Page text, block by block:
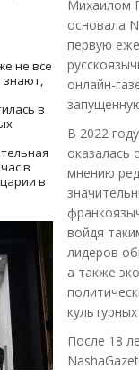
не все
знают,
в
в
в
Михаилом
основала
первую
онлайн-
В 2022
оказалась
мнению
войдя
лидеров
а также
После 18